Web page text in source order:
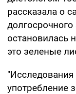
рассказала о
остановилась
это зеленые
употребление